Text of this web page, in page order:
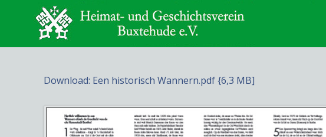
Download: Een historisch Wannern.pdf {6,3 MB]